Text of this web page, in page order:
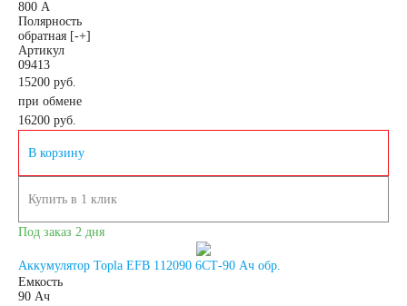
800 А
Полярность
обратная [-+]
Артикул
09413
15200 руб.
при обмене
16200 руб.
В корзину
Купить в 1 клик
Под заказ 2 дня
Аккумулятор Topla EFB 112090 6СТ-90 Ач обр.
Емкость
90 Ач